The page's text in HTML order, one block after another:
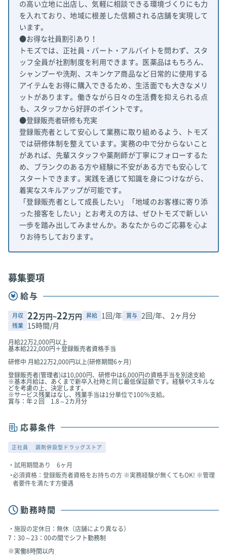
の高い立地に出店し、気軽に相談できる環境づくりにも力
を入れており、地域に根差した信頼される店舗を実現して
います。
●お得な社員割引あり！
トモズでは、正社員・パート・アルバイトを問わず、スタ
ッフ全員が社割制度を利用できます。医薬品はもちろん、
シャンプーや洗剤、スキンケア商品など日常的に使用する
アイテムをお得に購入できるため、生活面でも大きなメリ
ットがあります。働きながら日々の生活費を抑えられる点
も、スタッフから好評のポイントです。
●登録販売者研修も充実
登録販売者として安心して業務に取り組めるよう、トモズ
では研修体制を整えています。実務の中で分からないこと
があれば、先輩スタッフや薬剤師が丁寧にフォローするた
め、ブランクのある方や経験に不安がある方でも安心して
スタートできます。実践を通じて知識を身につけながら、
着実なスキルアップが可能です。
「登録販売者として成長したい」「地域のお客様に寄り添
った接客をしたい」とお考えの方は、ぜひトモズで新しい
一歩を踏み出してみませんか。あなたからのご応募を心よ
りお待ちしております。
募集要項
給与
月収 22万円~22万円 昇給 1回/年 賞与 2回/年、 2ヶ月分
残業 15時間/月
月給22万2,000円以上
基本給222,000円＋登録販売者資格手当
研修中 月給22万2,000円以上(研修期間6ヶ月)
登録販売者(管理者)は10,000円、研修中は6,000円の資格手当を別途支給
※基本月給は、あくまで新卒入社時と同じ最低保証額です。経験やスキルな
どを考慮の上、決定します。
※サービス残業はなし、残業手当は1分単位で100％支給。
賞与：年２回 1.8～2カ月分
応募条件
正社員 調剤併設型ドラッグストア
試用期間あり 6ヶ月
必須資格：登録販売者資格をお持ちの方 ※実務経験が無くてもOK! ※管理
者要件を満たす方優遇
勤務時間
施設の定休日：無休（店舗により異なる）
7：30～23：00の間でシフト勤務制
※実働8時間以内